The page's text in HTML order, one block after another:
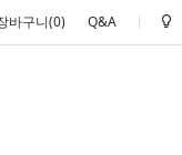
바구니(0) Q&A